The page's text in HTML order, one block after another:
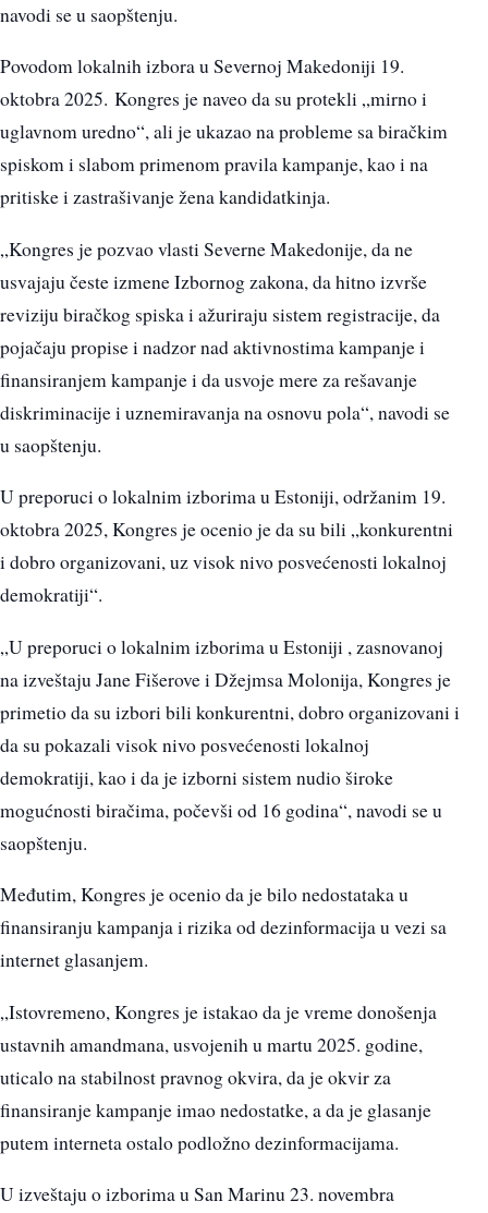
navodi se u saopštenju.
Povodom lokalnih izbora u Severnoj Makedoniji 19.
oktobra 2025. Kongres je naveo da su protekli „mirno i
uglavnom uredno“, ali je ukazao na probleme sa biračkim
spiskom i slabom primenom pravila kampanje, kao i na
pritiske i zastrašivanje žena kandidatkinja.
„Kongres je pozvao vlasti Severne Makedonije, da ne
usvajaju česte izmene Izbornog zakona, da hitno izvrše
reviziju biračkog spiska i ažuriraju sistem registracije, da
pojačaju propise i nadzor nad aktivnostima kampanje i
finansiranjem kampanje i da usvoje mere za rešavanje
diskriminacije i uznemiravanja na osnovu pola“, navodi se
u saopštenju.
U preporuci o lokalnim izborima u Estoniji, održanim 19.
oktobra 2025, Kongres je ocenio je da su bili „konkurentni
i dobro organizovani, uz visok nivo posvećenosti lokalnoj
demokratiji“.
„U preporuci o lokalnim izborima u Estoniji , zasnovanoj
na izveštaju Jane Fišerove i Džejmsa Molonija, Kongres je
primetio da su izbori bili konkurentni, dobro organizovani i
da su pokazali visok nivo posvećenosti lokalnoj
demokratiji, kao i da je izborni sistem nudio široke
mogućnosti biračima, počevši od 16 godina“, navodi se u
saopštenju.
Međutim, Kongres je ocenio da je bilo nedostataka u
finansiranju kampanja i rizika od dezinformacija u vezi sa
internet glasanjem.
„Istovremeno, Kongres je istakao da je vreme donošenja
ustavnih amandmana, usvojenih u martu 2025. godine,
uticalo na stabilnost pravnog okvira, da je okvir za
finansiranje kampanje imao nedostatke, a da je glasanje
putem interneta ostalo podložno dezinformacijama.
U izveštaju o izborima u San Marinu 23. novembra